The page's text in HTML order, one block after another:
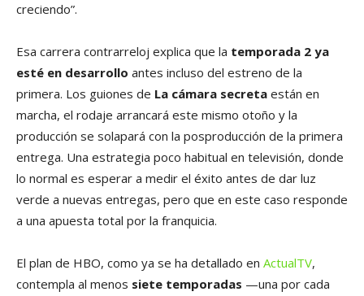
creciendo”.
Esa carrera contrarreloj explica que la temporada 2 ya
esté en desarrollo antes incluso del estreno de la
primera. Los guiones de La cámara secreta están en
marcha, el rodaje arrancará este mismo otoño y la
producción se solapará con la posproducción de la primera
entrega. Una estrategia poco habitual en televisión, donde
lo normal es esperar a medir el éxito antes de dar luz
verde a nuevas entregas, pero que en este caso responde
a una apuesta total por la franquicia.
El plan de HBO, como ya se ha detallado en ActualTV,
contempla al menos siete temporadas —una por cada